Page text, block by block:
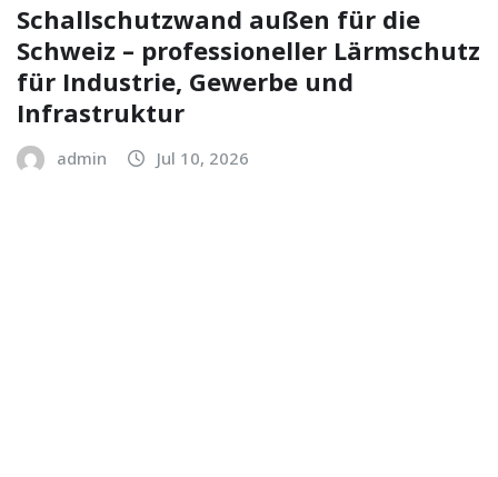
Schallschutzwand außen für die
Schweiz – professioneller Lärmschutz
für Industrie, Gewerbe und
Infrastruktur
admin Jul 10, 2026